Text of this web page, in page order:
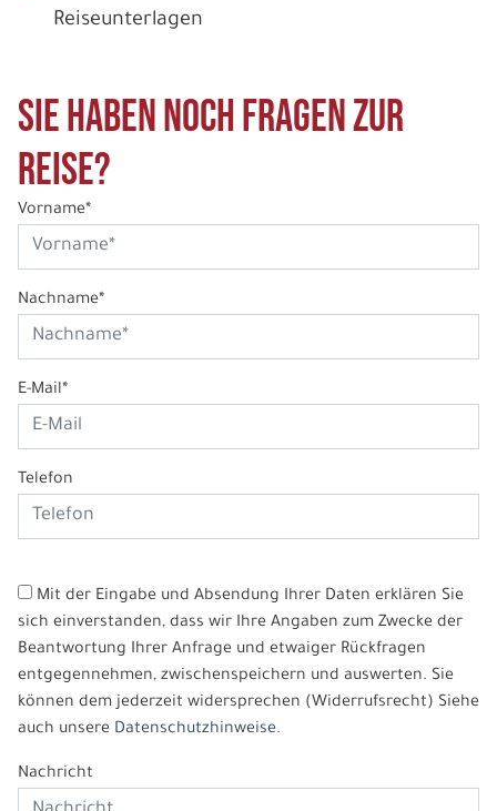
Reiseunterlagen
Sie haben noch Fragen zur
Reise?
Vorname*
Nachname*
E-Mail*
Telefon
Mit der Eingabe und Absendung Ihrer Daten erklären Sie
sich einverstanden, dass wir Ihre Angaben zum Zwecke der
Beantwortung Ihrer Anfrage und etwaiger Rückfragen
entgegennehmen, zwischenspeichern und auswerten. Sie
können dem jederzeit widersprechen (Widerrufsrecht) Siehe
auch unsere Datenschutzhinweise.
Nachricht